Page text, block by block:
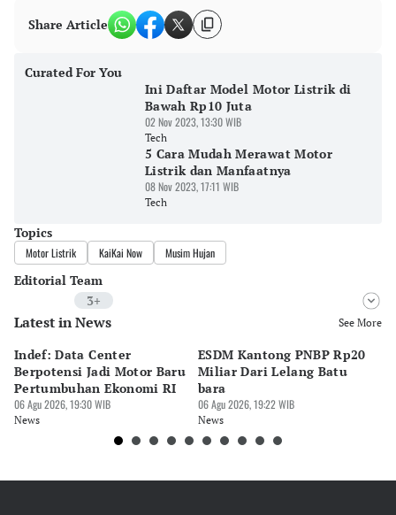
Share Article
Curated For You
Ini Daftar Model Motor Listrik di
Bawah Rp10 Juta
02 Nov 2023, 13:30 WIB
Tech
5 Cara Mudah Merawat Motor
Listrik dan Manfaatnya
08 Nov 2023, 17:11 WIB
Tech
Topics
Motor Listrik KaiKai Now Musim Hujan
Editorial Team
3+
Editor
Editor
Bayu Satito
Latest in News See More
Indef: Data Center
Berpotensi Jadi Motor Baru
Pertumbuhan Ekonomi RI
06 Agu 2026, 19:30 WIB
News
ESDM Kantong PNBP Rp20
Miliar Dari Lelang Batu
bara
06 Agu 2026, 19:22 WIB
News